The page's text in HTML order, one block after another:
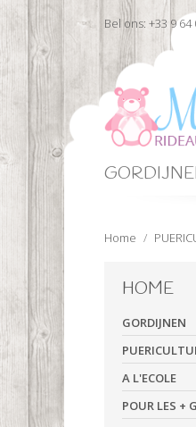
Bel ons: +33 9 64
Home
HOME
GORDIJNEN
A L'ECOLE
POUR LES +